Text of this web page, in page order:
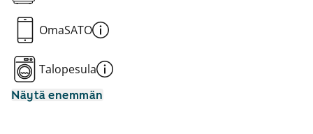
OmaSATO
Talopesula
Näytä enemmän